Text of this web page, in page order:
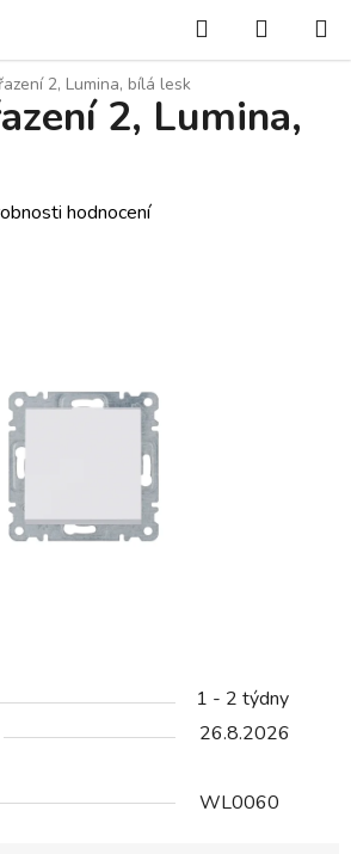
Hledat
KOŠÍK
2, Lumina, bílá lesk
1 - 2 týdny
26.8.2026
WL0060
2, Lumina,
hodnocení